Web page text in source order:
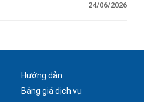
24/06/2026
Hướng dẫn
Bảng giá dịch vụ